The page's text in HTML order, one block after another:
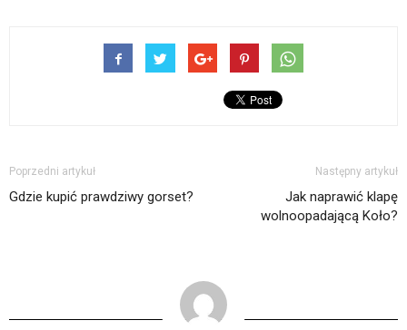
Poprzedni artykuł
Gdzie kupić prawdziwy gorset?
Następny artykuł
Jak naprawić klapę
wolnoopadającą Koło?